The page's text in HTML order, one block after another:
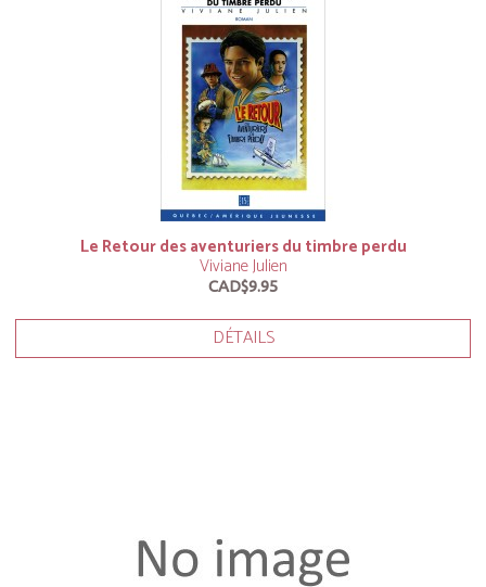
Le Retour des aventuriers du timbre perdu
Viviane Julien
CAD$9.95
DÉTAILS